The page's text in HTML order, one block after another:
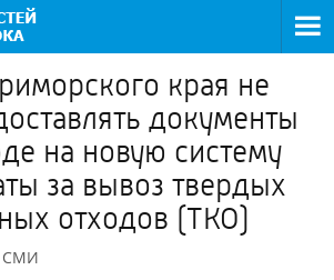
края не
документы
на новую систему
за вывоз твердых
отходов (ТКО)
СМИ